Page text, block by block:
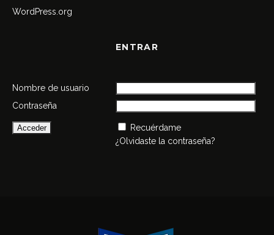
WordPress.org
ENTRAR
Nombre de usuario
Contraseña
Recuérdame
¿Olvidaste la contraseña?